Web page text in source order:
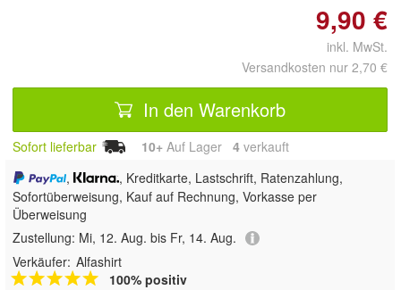
9,90 €
inkl. MwSt.
Versandkosten nur 2,70 €
In den Warenkorb
Sofort lieferbar 10+ Auf Lager 4 verkauft
,
, Kreditkarte, Lastschrift, Ratenzahlung,
Sofortüberweisung, Kauf auf Rechnung, Vorkasse per
Überweisung
Zustellung: Mi, 12. Aug. bis Fr, 14. Aug.
Verkäufer: Alfashirt
100% positiv